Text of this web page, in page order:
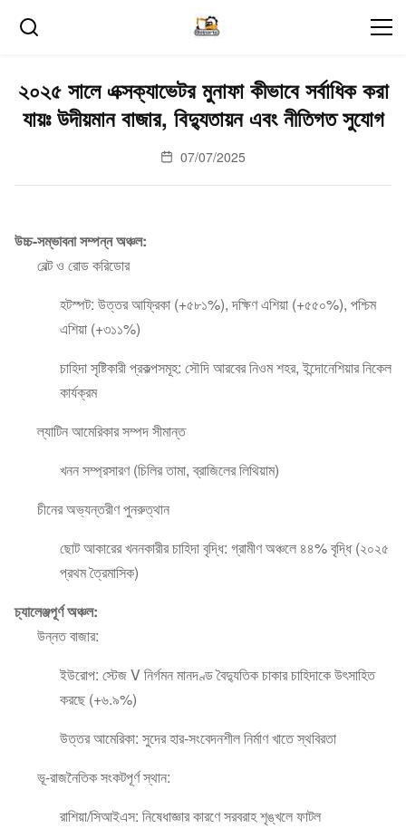
২০২৫ সালে এক্সক্যাভেটর মুনাফা কীভাবে সর্বাধিক করা
যায়ঃ উদীয়মান বাজার, বিদ্যুতায়ন এবং নীতিগত সুযোগ
07/07/2025
উচ্চ-সম্ভাবনা সম্পন্ন অঞ্চল:
বেল্ট ও রোড করিডোর
হটস্পট: উত্তর আফ্রিকা (+৫৮১%), দক্ষিণ এশিয়া (+৫৫০%), পশ্চিম
এশিয়া (+৩১১%)
চাহিদা সৃষ্টিকারী প্রকল্পসমূহ: সৌদি আরবের নিওম শহর, ইন্দোনেশিয়ার নিকেল
কার্যক্রম
ল্যাটিন আমেরিকার সম্পদ সীমান্ত
খনন সম্প্রসারণ (চিলির তামা, ব্রাজিলের লিথিয়াম)
চীনের অভ্যন্তরীণ পুনরুত্থান
ছোট আকারের খননকারীর চাহিদা বৃদ্ধি: গ্রামীণ অঞ্চলে ৪৪% বৃদ্ধি (২০২৫
প্রথম ত্রৈমাসিক)
চ্যালেঞ্জপূর্ণ অঞ্চল:
উন্নত বাজার:
ইউরোপ: স্টেজ V নির্গমন মানদণ্ড বৈদ্যুতিক চাকার চাহিদাকে উৎসাহিত
করছে (+৬.৯%)
উত্তর আমেরিকা: সুদের হার-সংবেদনশীল নির্মাণ খাতে স্থবিরতা
ভূ-রাজনৈতিক সংকটপূর্ণ স্থান:
রাশিয়া/সিআইএস: নিষেধাজ্ঞার কারণে সরবরাহ শৃঙ্খলে ফাটল